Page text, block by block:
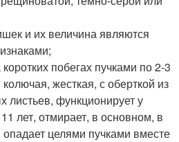
и их величина являются
побегах пучками по 2-3
жесткая, с оберткой из
листьев, функционирует у
лет, отмирает, в основном, в
целями пучками вместе